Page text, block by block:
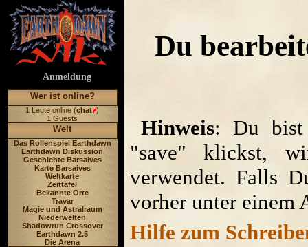
Anmeldung
Wer ist online?
1 Leute online (chat )
1 Guests
Welt
Das Rollenspiel Earthdawn
Earthdawn Diskussion
Geschichte Barsaives
Karte Barsaives
Weltkarte
Zeittafel
Bekannte Orte
Travar
Magie und Astralraum
Niederwelten
Shadowrun Crossover
Earthdawn 2.5
Die Arena
Du
Hinweis: Du bist
"save" klickst,
verwendet. Falls
vorher unter einem
Hilfe zum